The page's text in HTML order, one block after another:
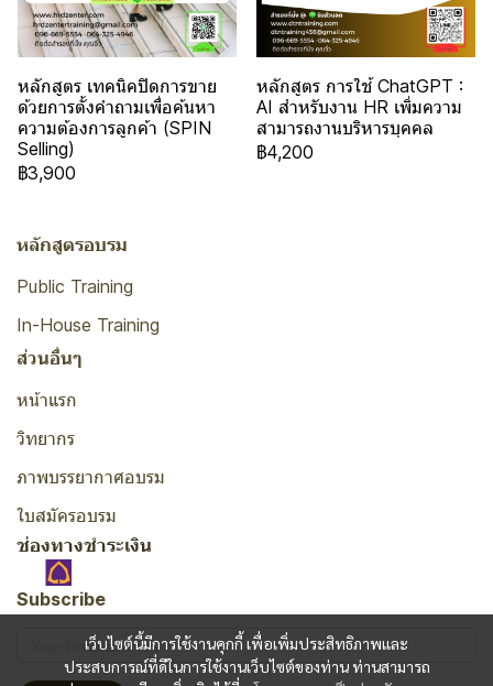
หลักสูตร เทคนิคปิดการขาย
ด้วยการตั้งคำถามเพื่อค้นหา
ความต้องการลูกค้า (SPIN
Selling)
฿3,900
หลักสูตร การใช้ ChatGPT :
AI สำหรับงาน HR เพิ่มความ
สามารถงานบริหารบุคคล
฿4,200
เว็บไซต์นี้มีการใช้งานคุกกี้ เพื่อเพิ่มประสิทธิภาพและ
ประสบการณ์ที่ดีในการใช้งานเว็บไซต์ของท่าน ท่านสามารถ
หลักสูตรอบรม
Public Training
In-House Training
ส่วนอื่นๆ
หน้าแรก
วิทยากร
ภาพบรรยากาศอบรม
ใบสมัครอบรม
ช่องทางชำระเงิน
Subscribe